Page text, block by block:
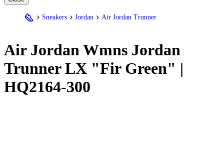
Sneakers Jordan Air Jordan Trunner
Air JordanWmns Jordan
Trunner LX "Fir Green" |
HQ2164-300